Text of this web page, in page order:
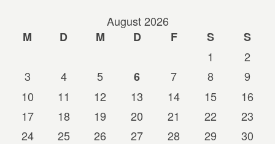
August 2026
M
D M D F S
S
1
2
3
4 5 6 7 8
9
10
11 12 13 14 15
16
17
18 19 20 21 22
23
24
25 26 27 28 29
30